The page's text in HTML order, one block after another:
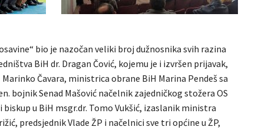
bio je nazočan veliki broj dužnosnika svih razina
BiH dr. Dragan Čović, kojemu je i izvršen prijavak,
Čavara, ministrica obrane BiH Marina Pendeš sa
bojnik Senad Mašović načelnik zajedničkog stožera OS
u BiH msgr.dr. Tomo Vukšić, izaslanik ministra
predsjednik Vlade ŽP i načelnici sve tri općine u ŽP,